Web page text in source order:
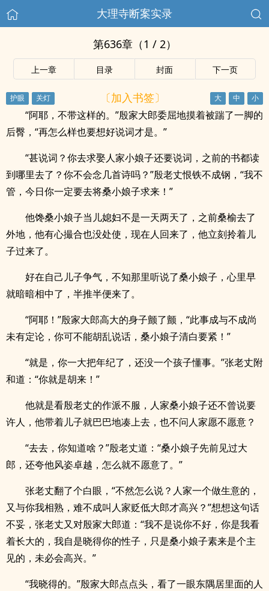
大理寺断案实录
第636章（1 / 2）
上一章 目录 封面 下一页
〔加入书签〕
“阿耶，不带这样的。”殷家大郎委屈地摸着被踹了一脚的
后臀，“再怎么样也要想好说词才是。”
“甚说词？你去求娶人家小娘子还要说词，之前的书都读
到哪里去了？你不会念几首诗吗？”殷老丈恨铁不成钢，“我不
管，今日你一定要去将桑小娘子求来！”
他馋桑小娘子当儿媳妇不是一天两天了，之前桑榆去了
外地，他有心撮合也没处使，现在人回来了，他立刻拎着儿
子过来了。
好在自己儿子争气，不知那里听说了桑小娘子，心里早
就暗暗相中了，半推半便来了。
“阿耶！”殷家大郎高大的身子颤了颤，“此事成与不成尚
未有定论，你可不能胡乱说话，桑小娘子清白要紧！”
“就是，你一大把年纪了，还没一个孩子懂事。”张老丈附
和道：“你就是胡来！”
他就是看殷老丈的作派不服，人家桑小娘子还不曾说要
许人，他带着儿子就巴巴地凑上去，也不问人家愿不愿意？
“去去，你知道啥？”殷老丈道：“桑小娘子先前见过大
郎，还夸他风姿卓越，怎么就不愿意了。”
张老丈翻了个白眼，“不然怎么说？人家一个做生意的，
又与你我相熟，难不成叫人家贬低大郎才高兴？”想想这句话
不妥，张老丈又对殷家大郎道：“我不是说你不好，你是我看
着长大的，我自是晓得你的性子，只是桑小娘子素来是个主
见的，未必会高兴。”
“我晓得的。”殷家大郎点点头，看了一眼东隅居里面的人